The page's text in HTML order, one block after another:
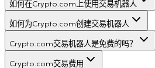
如何在Crypto.com上使用交易机器人
如何为Crypto.com创建交易机器人
Crypto.com交易机器人是免费的吗？
Crypto.com交易费用